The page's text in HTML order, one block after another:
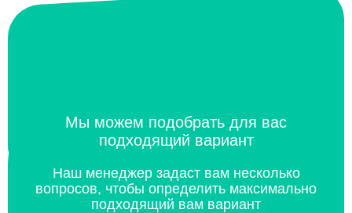
Мы можем подобрать для вас
подходящий вариант
Наш менеджер задаст вам несколько
вопросов, чтобы определить максимально
подходящий вам вариант